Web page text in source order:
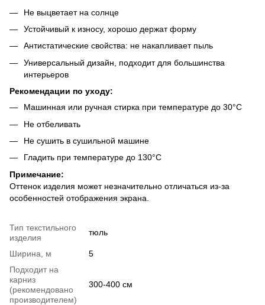
Не выцветает на солнце
Устойчивый к износу, хорошо держат форму
Антистатические свойства: не накапливает пыль
Универсальный дизайн, подходит для большинства
интерьеров
Рекомендации по уходу:
Машинная или ручная стирка при температуре до 30°C
Не отбеливать
Не сушить в сушильной машине
Гладить при температуре до 130°C
Примечание:
Оттенок изделия может незначительно отличаться из-за
особенностей отображения экрана.
Тип текстильного
изделия
тюль
Ширина, м
5
Подходит на
карниз
(рекомендовано
производителем)
300-400 см